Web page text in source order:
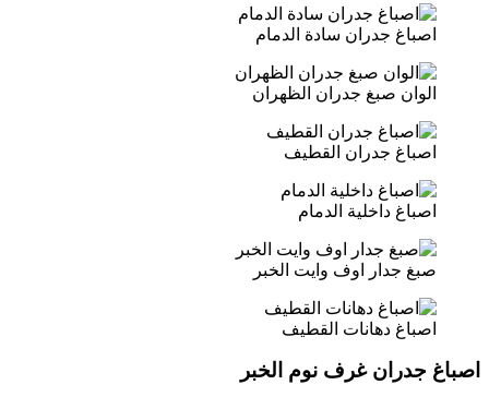
اصباغ جدران سادة الدمام
الوان صبغ جدران الظهران
اصباغ جدران القطيف
اصباغ داخلية الدمام
صبغ جدار اوف وايت الخبر
اصباغ دهانات القطيف
اصباغ جدران غرف نوم الخبر